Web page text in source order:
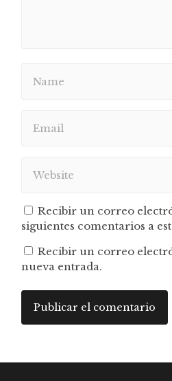
Recibir un correo
siguientes comentarios a
Recibir un correo
nueva entrada.